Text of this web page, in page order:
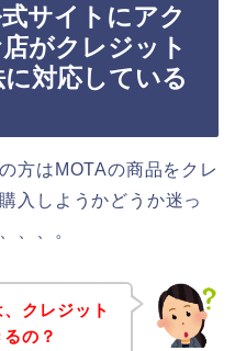
サイトにアク
がクレジット
対応している
方はMOTAの商品をクレ
入しようかどうか迷っ
、、。
クレジット
の？